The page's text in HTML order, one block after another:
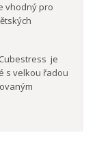
vhodný pro
je
s velkou řadou